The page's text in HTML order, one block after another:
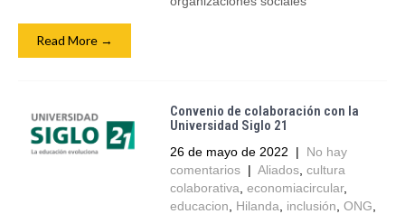
Read More →
Convenio de colaboración con la
Universidad Siglo 21
26 de mayo de 2022 | No hay
comentarios | Aliados, cultura
colaborativa economiacircular,
educacion
Hilanda inclusión ONG